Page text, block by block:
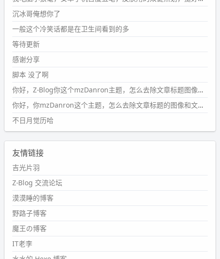
B%A8%E9%9B%86/
wdssmq
2024-09-23 20:58:40
#PubWord
条嘟？？？？
wdssmq
2024-09-15 10:32:07
#PubWordVSCode 内 git 操作卡住的时候没办法主动取消
一直是个痛点，一般都是推送或拉取，今天连提交都卡
了。。
wdssmq
2024-09-11 08:45:43
#PubWord
然后天凉了，为了应对踢被子买了睡袋，不知道 1.2 米会不
会略窄。。
wdssmq
2024-09-09 19:43:00
#PubWord
表，21 年 11 月底发现 B 站上线了这部，直到前几天才看
完，还是分两次看的。。接下来有五项是 2019 年的，都是
电影 —— 略长的待办列表。。
沉冰哥俺想你了
一般这个冷笑话都是在卫生间看到的多
等待更新
感谢分享
脚本 没了啊
你好，Z-Blog你这个mzDanron主题，怎么去除文章标题图像和文章摘要，仅显示标题，感谢回复！
你好，你mzDanron这个主题，怎么去除文章标题的图像和文章摘要！仅显示标题，感谢回复解决！
不日月觉历哈
友情链接
吉光片羽
Z-Blog 交流论坛
漠漠睡的博客
野路子博客
魔王の博客
IT老李